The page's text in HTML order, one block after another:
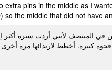
extra pins in the middle as I
so the middle that did not have
في المنتصف لأنني أردت سترة